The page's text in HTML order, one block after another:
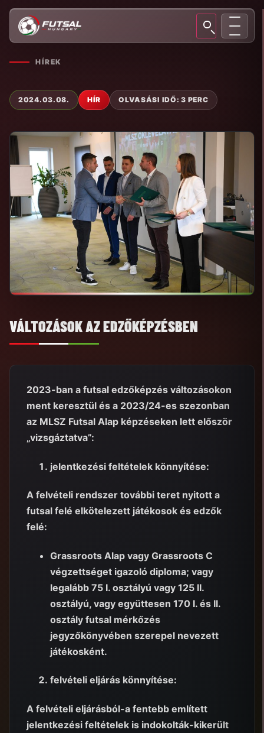
HÍREK
2024.03.08. HÍR OLVASÁSI IDŐ: 3 PERC
VÁLTOZÁSOK AZ EDZŐKÉPZÉSBEN
2023-ban a futsal edzőképzés változásokon
ment keresztül és a 2023/24-es szezonban
az MLSZ Futsal Alap képzéseken lett először
„vizsgáztatva”:
jelentkezési feltételek könnyítése:
A felvételi rendszer további teret nyitott a
futsal felé elkötelezett játékosok és edzők
felé:
Grassroots Alap vagy Grassroots C
végzettséget igazoló diploma; vagy
legalább 75 I. osztályú vagy 125 II.
osztályú, vagy együttesen 170 I. és II.
osztály futsal mérkőzés
jegyzőkönyvében szerepel nevezett
játékosként.
felvételi eljárás könnyítése:
A felvételi eljárásból-a fentebb említett
jelentkezési feltételek is indokolták-kikerült